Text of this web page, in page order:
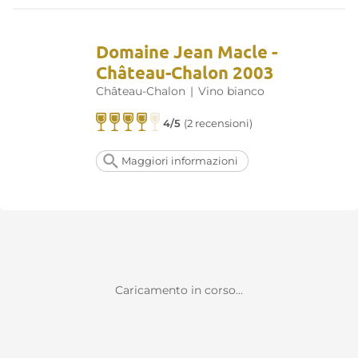
Domaine Jean Macle -
Château-Chalon 2003
Château-Chalon | Vino bianco
4/5 (2 recensioni)
Maggiori informazioni
Caricamento in corso...